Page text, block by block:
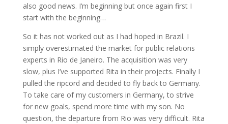
also good news. I’m beginning but once again first I
start with the beginning…
So it has not worked out as I had hoped in Brazil. I
simply overestimated the market for public relations
experts in Rio de Janeiro. The acquisition was very
slow, plus I’ve supported Rita in their projects. Finally I
pulled the ripcord and decided to fly back to Germany.
To take care of my customers in Germany, to strive
for new goals, spend more time with my son. No
question, the departure from Rio was very difficult. Rita